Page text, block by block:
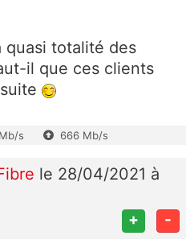
quasi totalité des
il que ces clients
s 666 Mb/s
le 28/04/2021 à
+ -